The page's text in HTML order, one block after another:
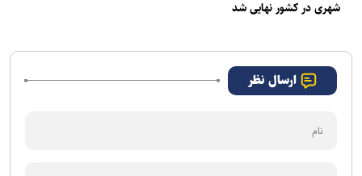
شهری در کشور نهایی شد
ارسال نظر